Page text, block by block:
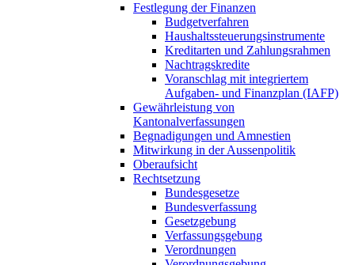
Festlegung der Finanzen
Budgetverfahren
Haushaltssteuerungsinstrumente
Kreditarten und Zahlungsrahmen
Nachtragskredite
Voranschlag mit integriertem
Aufgaben- und Finanzplan (IAFP)
Gewährleistung von
Kantonalverfassungen
Begnadigungen und Amnestien
Mitwirkung in der Aussenpolitik
Oberaufsicht
Rechtsetzung
Bundesgesetze
Bundesverfassung
Gesetzgebung
Verfassungsgebung
Verordnungen